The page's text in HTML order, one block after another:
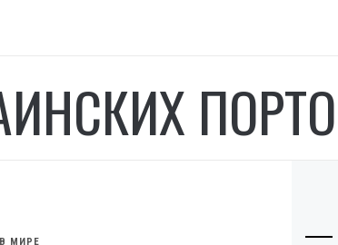
В МИРЕ